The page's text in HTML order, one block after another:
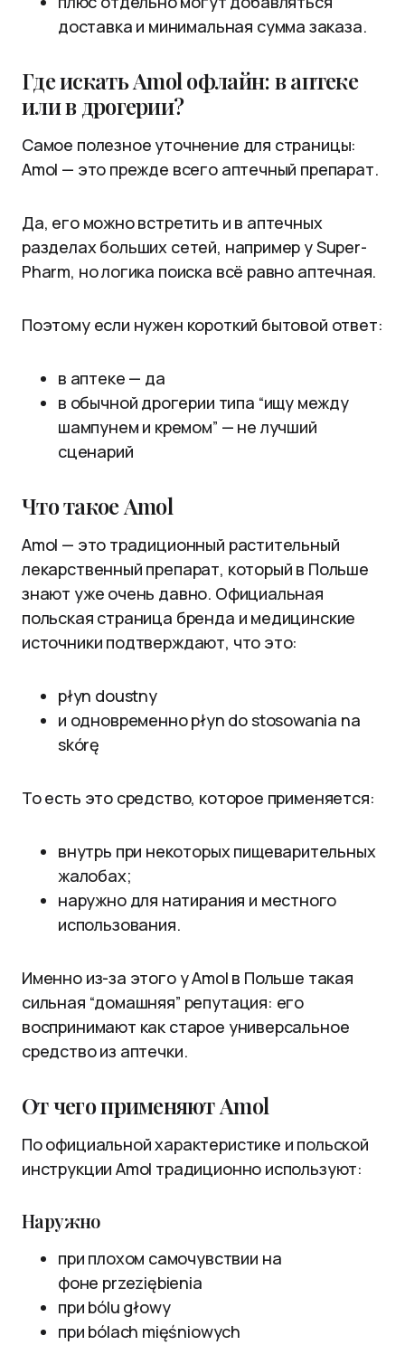
доставка и минимальная сумма заказа.
Где искать Amol офлайн: в аптеке
или в дрогерии?
Самое полезное уточнение для страницы:
Amol — это прежде всего аптечный препарат.
Да, его можно встретить и в аптечных
разделах больших сетей, например у Super-
Pharm, но логика поиска всё равно аптечная.
Поэтому если нужен короткий бытовой ответ:
в аптеке — да
в обычной дрогерии типа “ищу между
шампунем и кремом” — не лучший
сценарий
Что такое Amol
Amol — это традиционный растительный
лекарственный препарат, который в Польше
знают уже очень давно. Официальная
польская страница бренда и медицинские
источники подтверждают, что это:
płyn doustny
и одновременно płyn do stosowania na
skórę
То есть это средство, которое применяется:
внутрь при некоторых пищеварительных
жалобах;
наружно для натирания и местного
использования.
Именно из-за этого у Amol в Польше такая
сильная “домашняя” репутация: его
воспринимают как старое универсальное
средство из аптечки.
От чего применяют Amol
По официальной характеристике и польской
инструкции Amol традиционно используют:
Наружно
при плохом самочувствии на
фоне przeziębienia
при bólu głowy
при bólach mięśniowych